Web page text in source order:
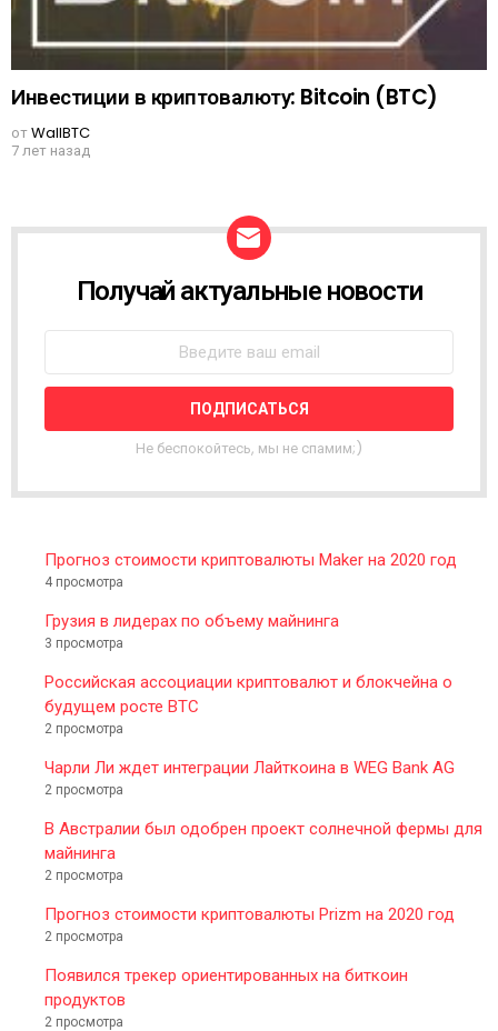
Инвестиции в криптовалюту: Bitcoin (BTC)
отWallBTC
7 лет назад
W
L
E
T
R
Получай актуальные новости
Не беспокойтесь, мы не спамим;)
Прогноз стоимости криптовалюты Maker на 2020 год
4 просмотра
Грузия в лидерах по объему майнинга
3 просмотра
Российская ассоциации криптовалют и блокчейна о
будущем росте BTC
2 просмотра
Чарли Ли ждет интеграции Лайткоина в WEG Bank AG
2 просмотра
В Австралии был одобрен проект солнечной фермы для
майнинга
2 просмотра
Прогноз стоимости криптовалюты Prizm на 2020 год
2 просмотра
Появился трекер ориентированных на биткоин
продуктов
2 просмотра